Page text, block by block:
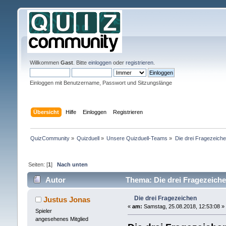
Willkommen Gast. Bitte einloggenoder registrieren.
Einloggen mit Benutzername, Passwort und Sitzungslänge
Übersicht Hilfe Einloggen Registrieren
QuizCommunity» Quizduell » Unsere Quizduell-Teams » Die drei
Seiten: [1] Nach unten
Autor Thema: Die drei
Justus Jonas
Spieler
angesehenes Mitglied
Die drei Fragezeichen
«am: Samstag, 25.08.2018, 12:53:08 »